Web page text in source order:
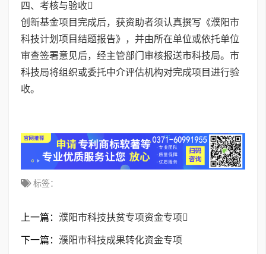
四、考核与验收
创新基金项目完成后，获资助者须认真撰写《濮阳市
科技计划项目结题报告》，并由所在单位或依托单位
审查签署意见后，经主管部门审核报送市科技局。市
科技局将组织或委托中介评估机构对完成项目进行验
收。
标签：
上一篇： 濮阳市科技扶贫专项资金专项
下一篇： 濮阳市科技成果转化资金专项